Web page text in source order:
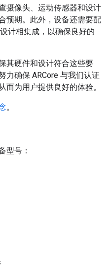
摄像头、运动传感器和设计
预期。此外，设备还需要配
计相集成，以确保良好的
其硬件和设计符合这些要
力确保 ARCore 与我们认证
而为用户提供良好的体验。
。
型号：